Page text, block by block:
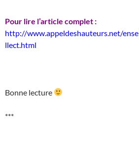
Pour lire l’article complet :
http://www.appeldeshauteurs.net/
llect.html
Bonne lecture
***